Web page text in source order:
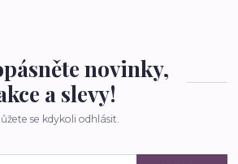
novinky,
a slevy!
se kdykoli odhlásit.